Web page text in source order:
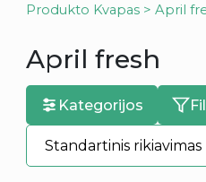
Produkto Kvapas > April
April fresh
Kategorijos